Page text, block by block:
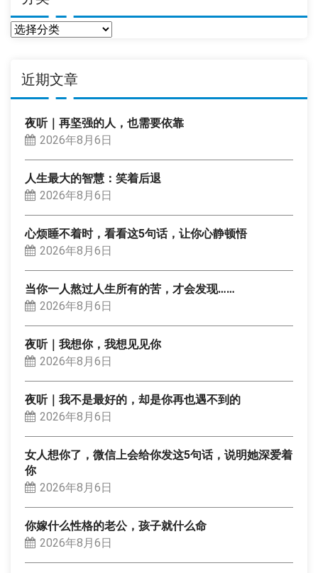
分
近期文章
夜听｜再坚强的人，也需要依靠
2026年8月6日
人生最大的智慧：笑着后退
2026年8月6日
心烦睡不着时，看看这5句话，让你心静顿悟
2026年8月6日
当你一人熬过人生所有的苦，才会发现……
2026年8月6日
夜听｜我想你，我想见见你
2026年8月6日
夜听｜我不是最好的，却是你再也遇不到的
2026年8月6日
女人想你了，微信上会给你发这5句话，说明她深爱着
你
2026年8月6日
你嫁什么性格的老公，孩子就什么命
2026年8月6日